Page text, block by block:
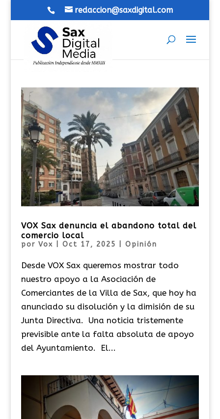
redaccion@saxdigital.com
VOX Sax denuncia el abandono total del
comercio local
por Vox Oct 17, 2025 Opinión
Desde VOX Sax queremos mostrar todo
nuestro apoyo a la Asociación de
Comerciantes de la Villa de Sax, que hoy ha
anunciado su disolución y la dimisión de su
Junta Directiva. Una noticia tristemente
previsible ante la falta absoluta de apoyo
del Ayuntamiento. El...